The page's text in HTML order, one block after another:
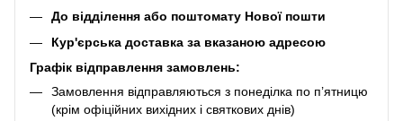
До відділення або поштомату Нової пошти
Кур'єрська доставка за вказаною адресою
Графік відправлення замовлень:
Замовлення відправляються з понеділка по п’ятницю
(крім офіційних вихідних і святкових днів)